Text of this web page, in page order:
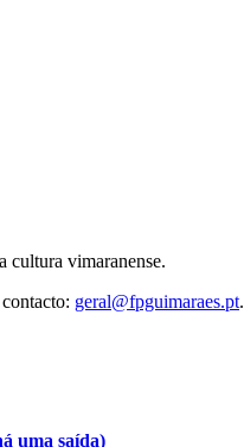
cultura vimaranense.
geral@fpguimaraes.pt.
uma saída)